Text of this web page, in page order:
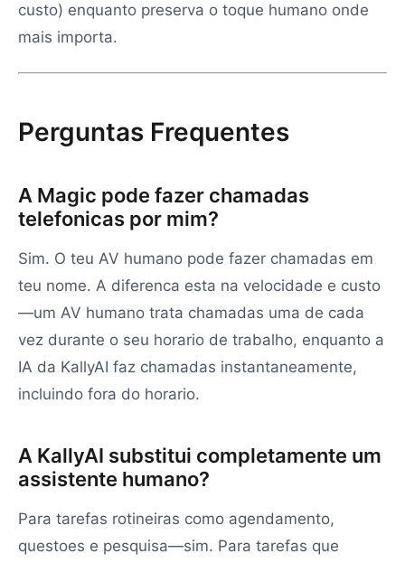
custo) enquanto preserva o toque humano onde
mais importa.
Perguntas Frequentes
A Magic pode fazer chamadas
telefonicas por mim?
Sim. O teu AV humano pode fazer chamadas em
teu nome. A diferenca esta na velocidade e custo
—um AV humano trata chamadas uma de cada
vez durante o seu horario de trabalho, enquanto a
IA da KallyAI faz chamadas instantaneamente,
incluindo fora do horario.
A KallyAI substitui completamente um
assistente humano?
Para tarefas rotineiras como agendamento,
questoes e pesquisa—sim. Para tarefas que